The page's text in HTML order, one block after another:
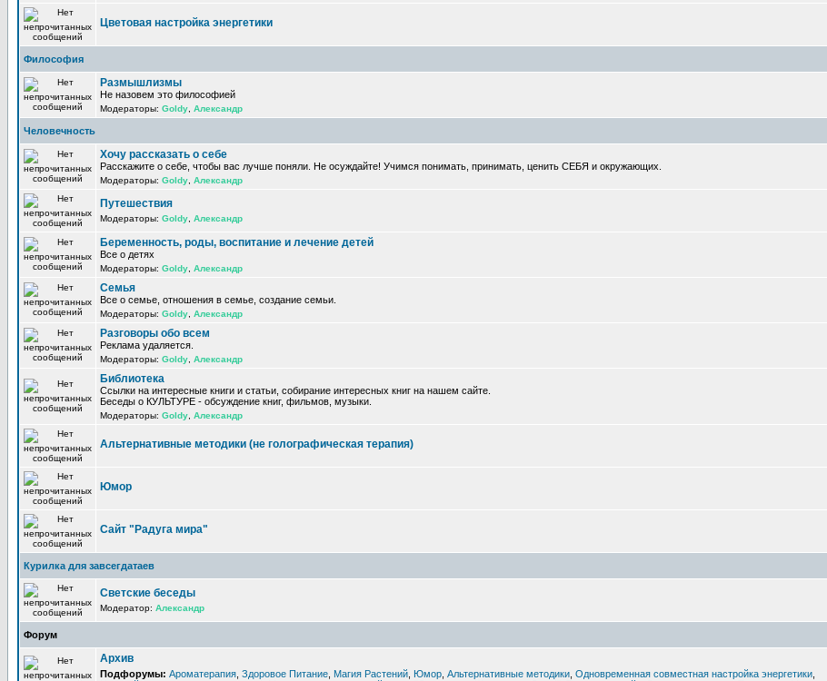
Цветовая настройка энергетики
Философия
Размышлизмы
Не назовем это философией
Модераторы: Goldy Александр
Человечность
Хочу рассказать о себе
Расскажите о себе, чтобы вас лучше поняли. Не осуждайте! Учимся понимать, принимать, ценить СЕБЯ и окружающих.
Модераторы: Goldy Александр
Путешествия
Модераторы: Goldy Александр
Беременность, роды, воспитание и лечение детей
Все о детях
Модераторы: Goldy Александр
Семья
Все о семье, отношения в семье, создание семьи.
Модераторы: Goldy Александр
Разговоры обо всем
Реклама удаляется.
Модераторы: Goldy Александр
Библиотека
Ссылки на интересные книги и статьи, собирание интересных книг на нашем сайте.
Беседы о КУЛЬТУРЕ - обсуждение книг, фильмов, музыки.
Модераторы: Goldy Александр
Альтернативные методики (не голографическая терапия)
Юмор
Сайт "Радуга мира"
Курилка для завсегдатаев
Светские беседы
Модератор: Александр
Форум
Архив
Подфорумы: Ароматерапия Здоровое Питание Магия Растений Юмор Альтернативные методики Одновременная совместная настройка энергетики